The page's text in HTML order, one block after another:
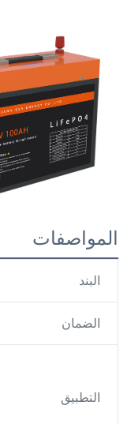
المواصفات
البند
الضمان
التطبيق